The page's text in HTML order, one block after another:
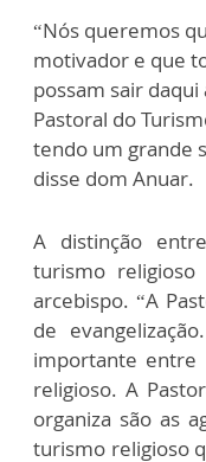
“Nós queremos
motivador e que
possam sair
Pastoral do
tendo um grande
disse dom Anuar.
A distinção
turismo
arcebispo. “A
de
importante entre
religioso. A
organiza são as
turismo religioso